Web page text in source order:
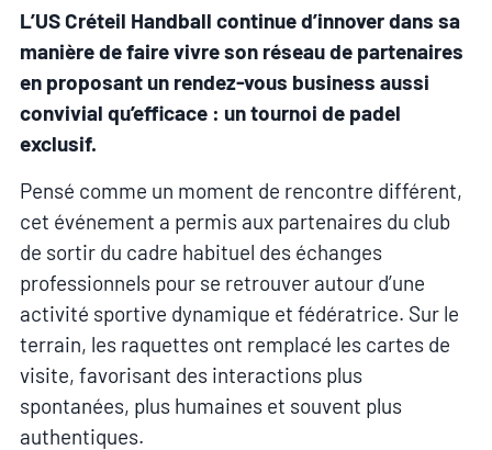
L’US Créteil Handball continue d’innover dans sa
manière de faire vivre son réseau de partenaires
en proposant un rendez-vous business aussi
convivial qu’efficace : un tournoi de padel
exclusif.
Pensé comme un moment de rencontre différent,
cet événement a permis aux partenaires du club
de sortir du cadre habituel des échanges
professionnels pour se retrouver autour d’une
activité sportive dynamique et fédératrice. Sur le
terrain, les raquettes ont remplacé les cartes de
visite, favorisant des interactions plus
spontanées, plus humaines et souvent plus
authentiques.